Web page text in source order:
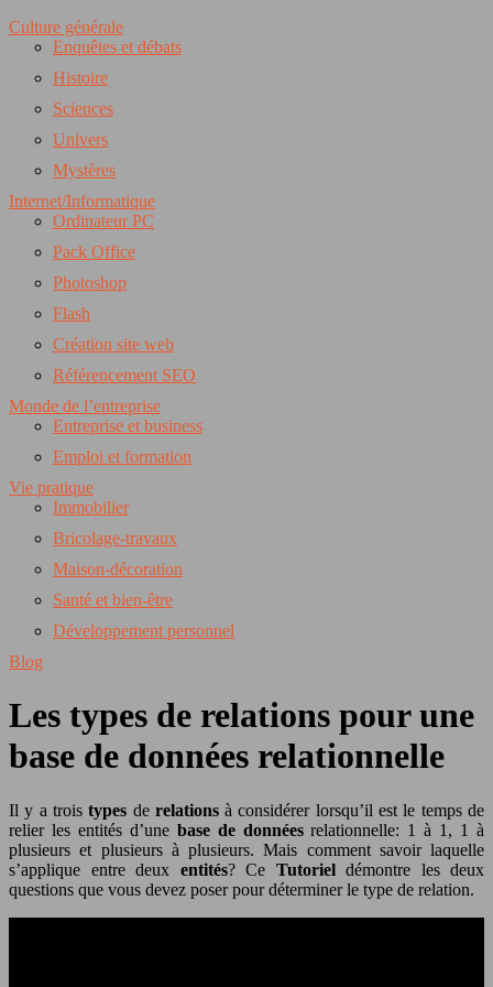
Culture générale
Enquêtes et débats
Histoire
Sciences
Univers
Mystères
Internet/Informatique
Ordinateur PC
Pack Office
Photoshop
Flash
Création site web
Référencement SEO
Monde de l’entreprise
Entreprise et business
Emploi et formation
Vie pratique
Immobilier
Bricolage-travaux
Maison-décoration
Santé et bien-être
Développement personnel
Blog
Les types de relations pour une
base de données relationnelle
Il y a troistypes de relationsà considérer lorsqu’il est le temps de
relier les entités d’une base de donnéesrelationnelle: 1 à 1, 1 à
plusieurs et plusieurs à plusieurs. Mais comment savoir laquelle
s’applique entre deux entités? Ce Tutoriel démontre les deux
questions que vous devez poser pour déterminer le type de relation.